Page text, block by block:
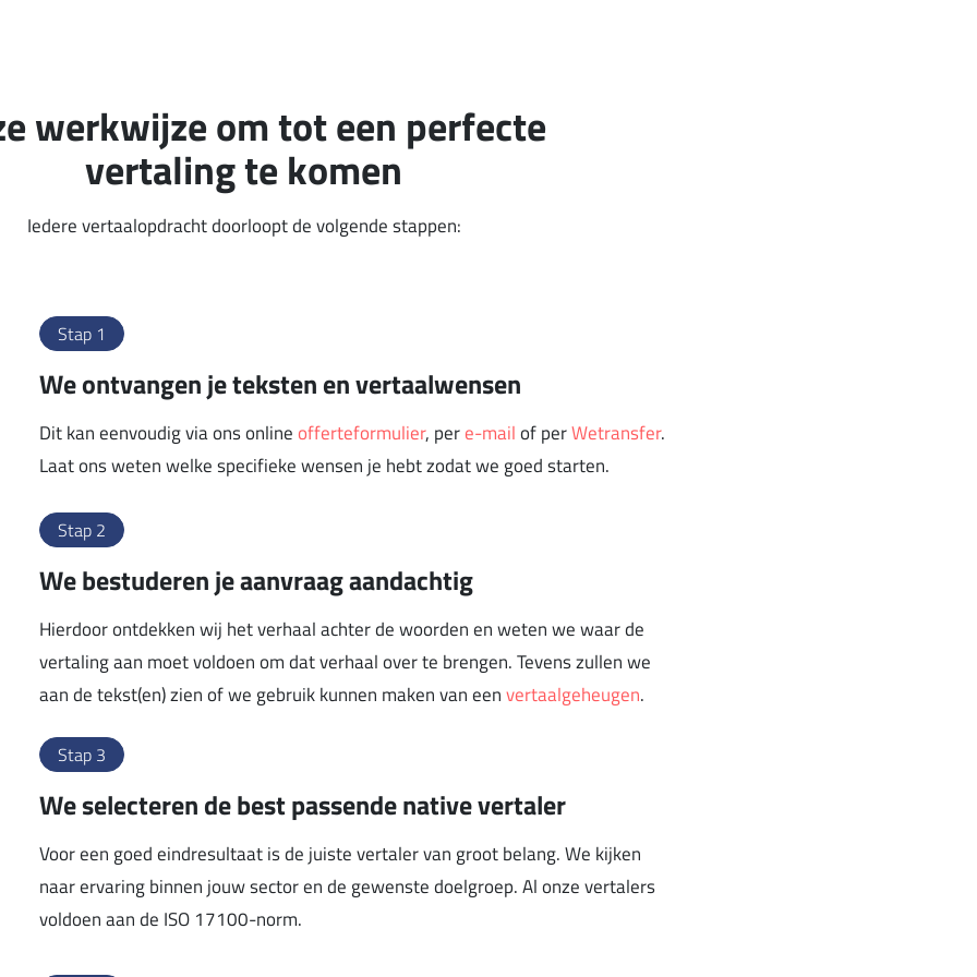
werkwijze om tot een perfecte
vertaling te komen
Iedere vertaalopdracht doorloopt de volgende stappen:
Stap 1
We ontvangen je teksten en vertaalwensen
Dit kan eenvoudig via ons onlineofferteformulier, pere-mailof perWetransfer.
Laat ons weten welke specifieke wensen je hebt zodat we goed starten.
Stap 2
We bestuderen je aanvraag aandachtig
Hierdoor ontdekken wij het verhaal achter de woorden en weten we waar de
vertaling aan moet voldoen om dat verhaal over te brengen. Tevens zullen we
aan de tekst(en) zien of we gebruik kunnen maken van eenvertaalgeheugen.
Stap 3
We selecteren de best passende native vertaler
Voor een goed eindresultaat is de juiste vertaler van groot belang. We kijken
naar ervaring binnen jouw sector en de gewenste doelgroep. Al onze vertalers
voldoen aan de ISO 17100-norm.